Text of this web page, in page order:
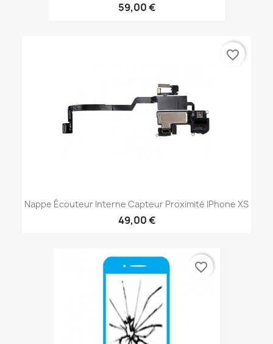
59,00 €
Nappe Écouteur Interne Capteur Proximité IPhone XS
49,00 €
favorite_border
favorite_border